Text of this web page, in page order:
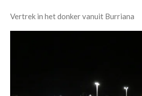
Vertrek in het donker vanuit Burriana